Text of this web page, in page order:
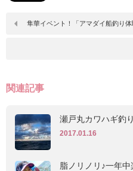
隼華イベント！「アマダイ船釣り
関連記事
瀬戸丸カワハギ釣
2017.01.16
脂ノリノリ♪一年